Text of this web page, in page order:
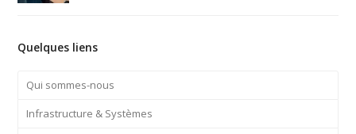
Quelques liens
Qui sommes-nous
Infrastructure & Systèmes